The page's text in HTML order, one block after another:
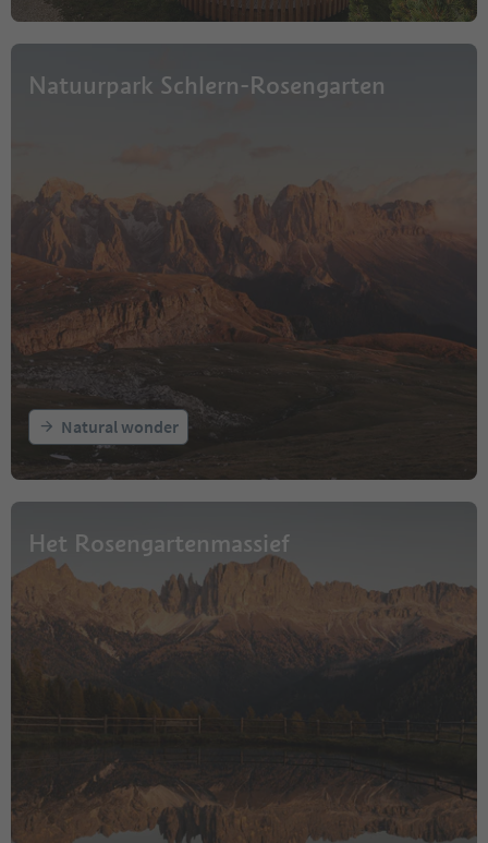
Natuurpark Schlern-Rosengarten
Natural wonder
Het Rosengartenmassief